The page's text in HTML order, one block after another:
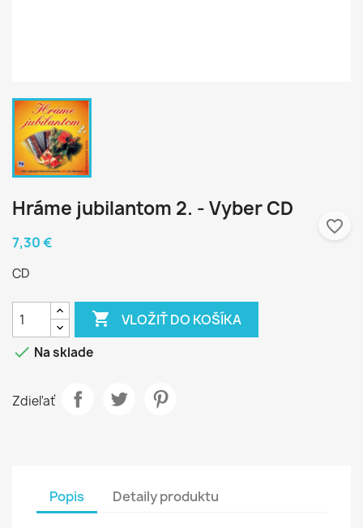
Hráme jubilantom 2. - Vyber CD
7,30 €
CD
 VLOŽIŤ DO KOŠÍKA
favorite_border
 Na sklade
Zdieľať
Popis Detaily produktu